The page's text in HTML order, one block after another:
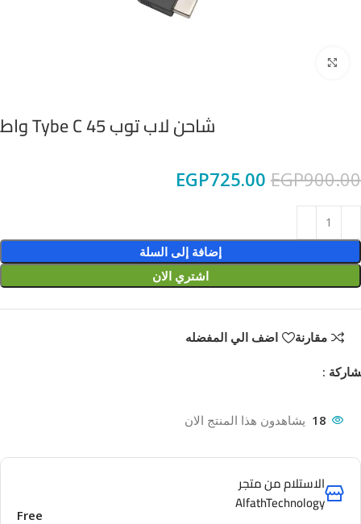
شاحن لاب توب Tybe C 45 واط
EGP900.00
EGP725.00
إضافة إلى السلة
اشتري الان
مقارنة اضف الي المفضله
:
18 يشاهدون هذا المنتج الان
الاستلام من متجر
AlfathTechnology
Free